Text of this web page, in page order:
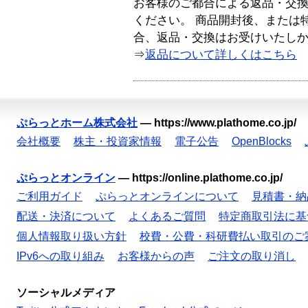
お客様のご都合による返品・交
ください。 商品開封後、または
合、返品・交換はお受けいたし
⇒返品について詳しくはこちら
ぷらっとホーム株式会社 — https://www.plathome.co.jp/
会社概要
株主・投資家情報 電子公告 OpenBlocks
ぷらっとオンライン — https://online.plathome.co.jp/
ご利用ガイド
ぷらっとオンラインについて
見積書・
配送・決済について
よくあるご質問
特定商取引法に
個人情報取り扱い方針
校費・公費・科研費払い取引のご
IPv6への取り組み
お客様からの声 ご注文の取り消し
ソーシャルメディア